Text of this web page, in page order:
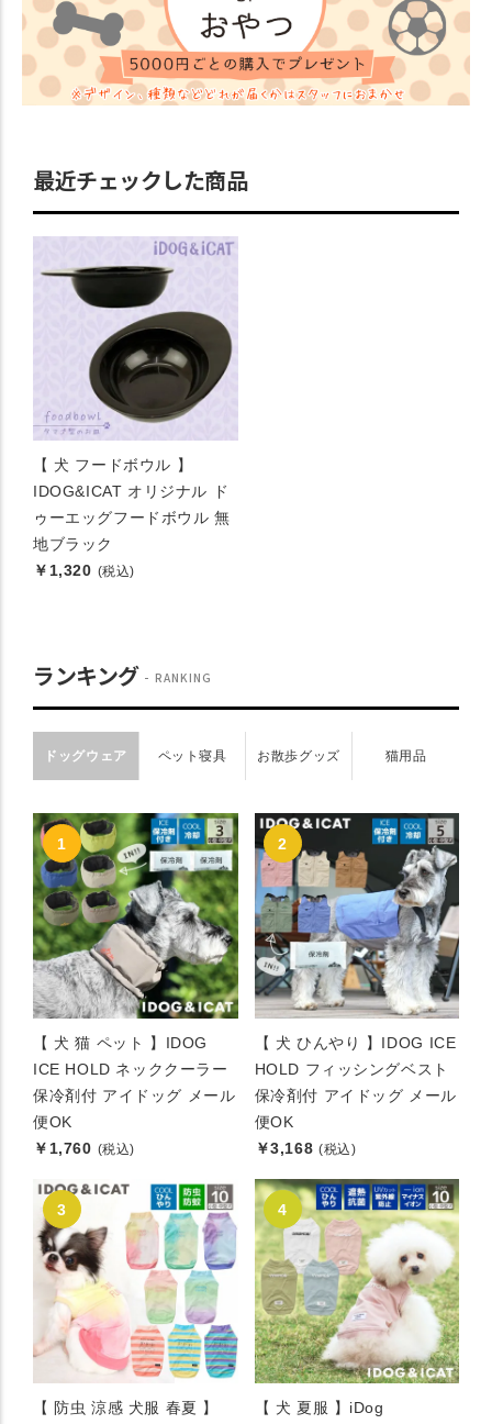
最近チェックした商品
【 犬 フードボウル 】
IDOG&ICAT オリジナル ド
ゥーエッグフードボウル 無
地ブラック
￥1,320 (税込)
ランキング RANKING
ドッグウェア ペット寝具 お散歩グッズ 猫用品
【 犬 猫 ペット 】IDOG
ICE HOLD ネッククーラー
保冷剤付 アイドッグ メール
便OK
￥1,760 (税込)
【 犬 ひんやり 】IDOG ICE
HOLD フィッシングベスト
保冷剤付 アイドッグ メール
便OK
￥3,168 (税込)
【 防虫 涼感 犬服 春夏 】
【 犬 夏服 】iDog